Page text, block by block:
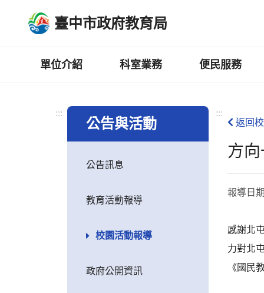
臺中市政府教育局
單位介紹 科室業務 便民服務
:::
公告與活動
公告訊息
教育活動報導
校園活動報導
政府公開資訊
:::
返回
方
報導日
感謝北
力對北
《國民